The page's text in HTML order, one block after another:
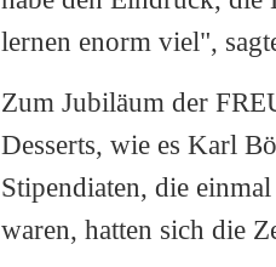
lernen enorm viel",
Zum Jubiläum der
Desserts, wie es Karl
Stipendiaten, die
waren, hatten sich die